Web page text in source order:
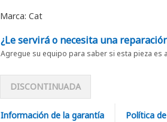
Marca: Cat
¿Le servirá o necesita una
Agregue su equipo para saber si esta pieza
DISCONTINUADA
Información de la garantía Política